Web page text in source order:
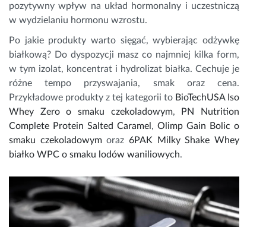
pozytywny wpływ na układ hormonalny i uczestniczą
w wydzielaniu hormonu wzrostu.
Po jakie produkty warto sięgać, wybierając odżywkę
białkową? Do dyspozycji masz co najmniej kilka form,
w tym izolat, koncentrat i hydrolizat białka. Cechuje je
różne tempo przyswajania, smak oraz cena.
Przykładowe produkty z tej kategorii to BioTechUSA Iso
Whey Zero o smaku czekoladowym, PN Nutrition
Complete Protein Salted Caramel, Olimp Gain Bolic o
smaku czekoladowymoraz6PAK Milky Shake Whey
białko WPC o smaku lodów waniliowych.